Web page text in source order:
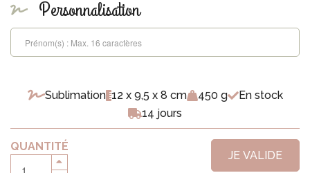
Personnalisation
Sublimation 12 x 9,5 x 8 cm 450 g
En stock
14 jours
QUANTITÉ
JE VALIDE